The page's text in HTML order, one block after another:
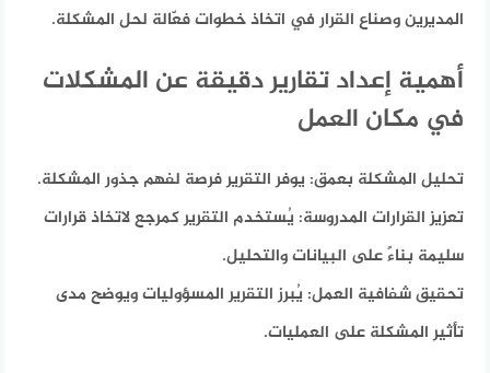
المديرين وصناع القرار في اتخاذ خطوات فعّالة لحل المشكلة.
أهمية إعداد تقارير دقيقة عن المشكلات
في مكان العمل
تحليل المشكلة بعمق: يوفر التقرير فرصة لفهم جذور المشكلة.
تعزيز القرارات المدروسة: يُستخدم التقرير كمرجع لاتخاذ قرارات
سليمة بناءً على البيانات والتحليل.
تحقيق شفافية العمل: يُبرز التقرير المسؤوليات ويوضح مدى
تأثير المشكلة على العمليات.